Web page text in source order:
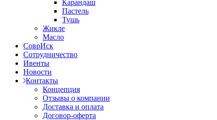
Карандаш
Пастель
Тушь
Жикле
Масло
СоврИск
Сотрудничество
Ивенты
Новости
Контакты
Концепция
Отзывы о компании
Доставка и оплата
Договор-оферта